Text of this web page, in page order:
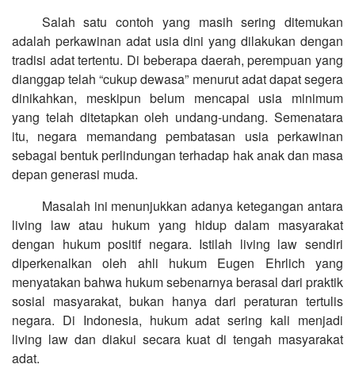
Salah satu contoh yang masih sering ditemukan
adalah perkawinan adat usia dini yang dilakukan dengan
tradisi adat tertentu. Di beberapa daerah, perempuan yang
dianggap telah “cukup dewasa” menurut adat dapat segera
dinikahkan, meskipun belum mencapai usia minimum
yang telah ditetapkan oleh undang-undang. Semenatara
itu, negara memandang pembatasan usia perkawinan
sebagai bentuk perlindungan terhadap hak anak dan masa
depan generasi muda.
Masalah ini menunjukkan adanya ketegangan antara
living law atau hukum yang hidup dalam masyarakat
dengan hukum positif negara. Istilah living law sendiri
diperkenalkan oleh ahli hukum Eugen Ehrlich yang
menyatakan bahwa hukum sebenarnya berasal dari praktik
sosial masyarakat, bukan hanya dari peraturan tertulis
negara. Di Indonesia, hukum adat sering kali menjadi
living law dan diakui secara kuat di tengah masyarakat
adat.